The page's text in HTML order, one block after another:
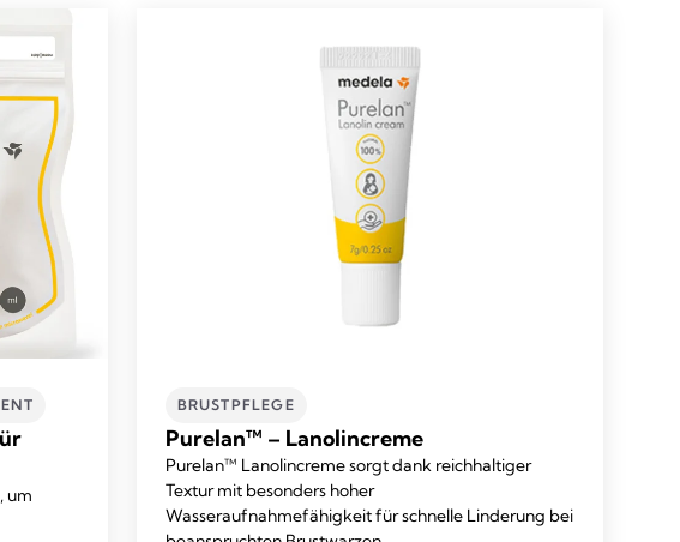
um
BRUSTPFLEGE
Purelan™ – Lanolincreme
Purelan™ Lanolincreme sorgt dank reichhaltiger
Textur mit besonders hoher
Wasseraufnahmefähigkeit für schnelle Linderung bei